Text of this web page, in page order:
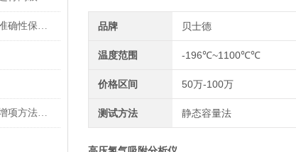
竞争性吸附分析仪的精度与准确性保障方法
关于2020版《中国药典》新增项方法解读与仪器解决方案
品牌 贝士德
温度范围 -196℃~1100℃℃
价格区间 50万-100万
测试方法 静态容量法